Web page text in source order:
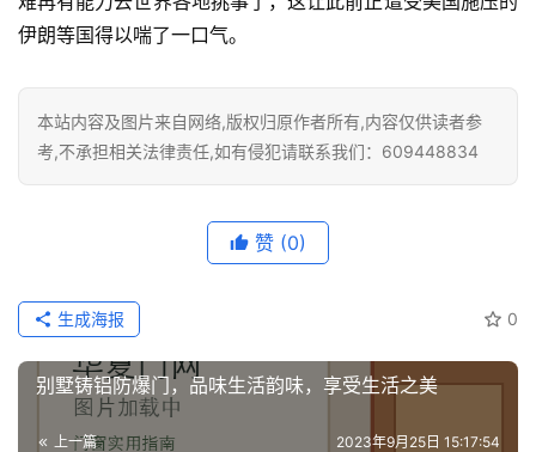
伊朗等国得以喘了一口气。
本站内容及图片来自网络,版权归原作者所有,内容仅供读者参
考,不承担相关法律责任,如有侵犯请联系我们：609448834
赞 (0)
0
生成海报
别墅铸铝防爆门，品味生活韵味，享受生活之美
上一篇 2023年9月25日 15:17:54